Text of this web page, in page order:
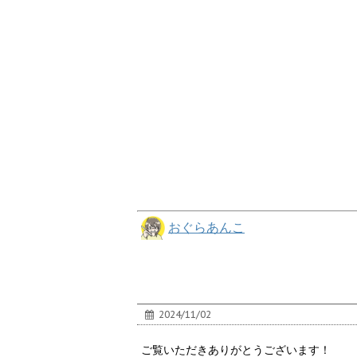
おぐらあんこ
2024/11/02
ご覧いただきありがとうございます！